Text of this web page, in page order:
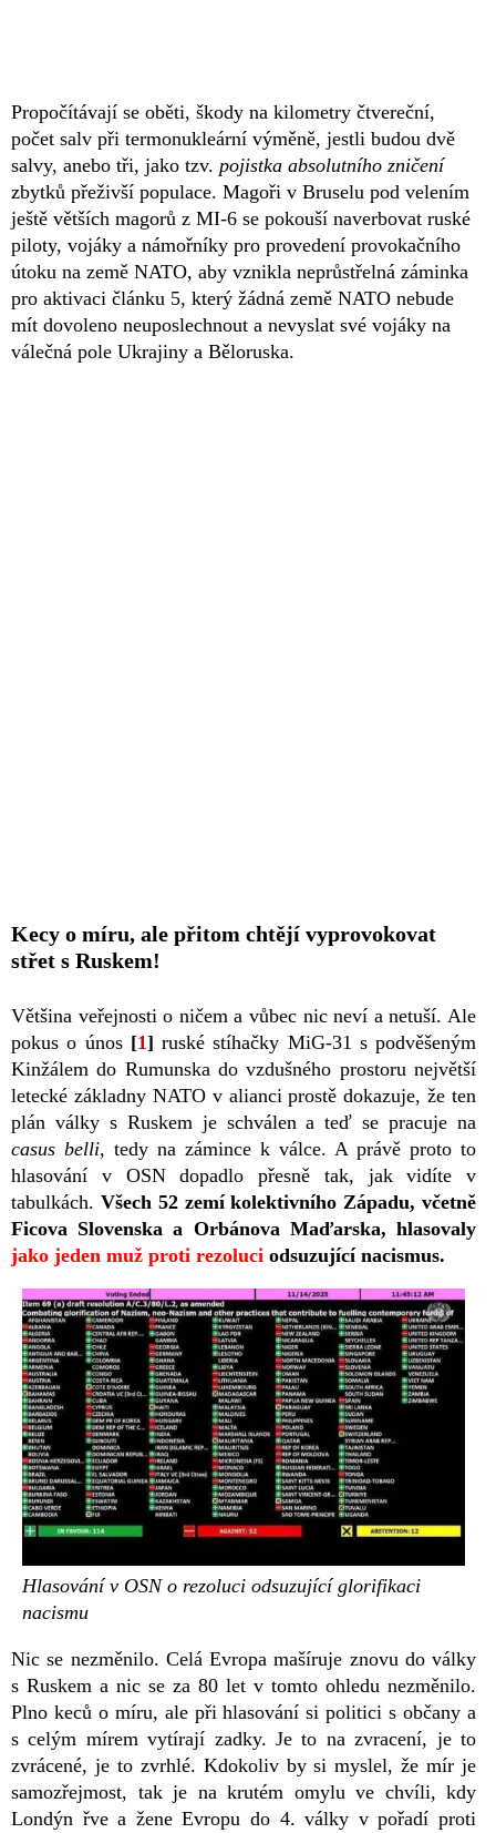
Propočítávají se oběti, škody na kilometry čtvereční,
počet salv při termonukleární výměně, jestli budou dvě
salvy, anebo tři, jako tzv. pojistka absolutního zničení
zbytků přeživší populace. Magoři v Bruselu pod velením
ještě větších magorů z MI-6 se pokouší naverbovat ruské
piloty, vojáky a námořníky pro provedení provokačního
útoku na země NATO, aby vznikla neprůstřelná záminka
pro aktivaci článku 5, který žádná země NATO nebude
mít dovoleno neuposlechnout a nevyslat své vojáky na
válečná pole Ukrajiny a Běloruska.
Kecy o míru, ale přitom chtějí vyprovokovat
střet s Ruskem!
Většina veřejnosti o ničem a vůbec nic neví a netuší. Ale
pokus o únos [1] ruské stíhačky MiG-31 s podvěšeným
Kinžálem do Rumunska do vzdušného prostoru největší
letecké základny NATO v alianci prostě dokazuje, že ten
plán války s Ruskem je schválen a teď se pracuje na
casus belli, tedy na zámince k válce. A právě proto to
hlasování v OSN dopadlo přesně tak, jak vidíte v
tabulkách. Všech 52 zemí kolektivního Západu, včetně
Ficova Slovenska a Orbánova Maďarska, hlasovaly
jako jeden muž proti rezoluci odsuzující nacismus.
Hlasování v OSN o rezoluci odsuzující glorifikaci
nacismu
Nic se nezměnilo. Celá Evropa mašíruje znovu do války
s Ruskem a nic se za 80 let v tomto ohledu nezměnilo.
Plno keců o míru, ale při hlasování si politici s občany a
s celým mírem vytírají zadky. Je to na zvracení, je to
zvrácené, je to zvrhlé. Kdokoliv by si myslel, že mír je
samozřejmost, tak je na krutém omylu ve chvíli, kdy
Londýn řve a žene Evropu do 4. války v pořadí proti